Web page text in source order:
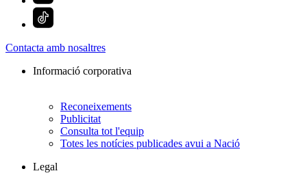
Contacta amb nosaltres
Informació corporativa
Reconeixements
Publicitat
Consulta tot l'equip
Totes les notícies publicades avui a Nació
Legal